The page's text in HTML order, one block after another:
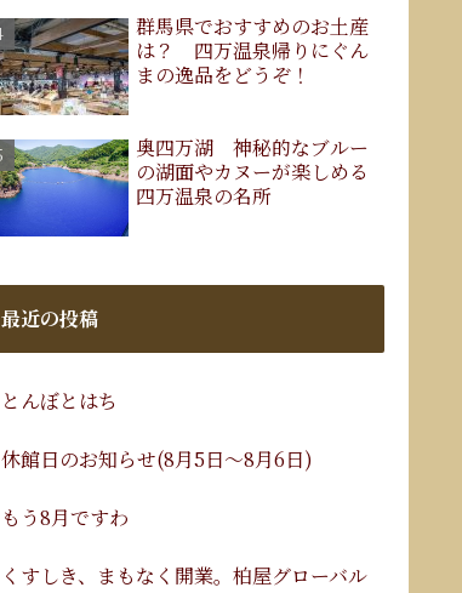
群馬県でおすすめのお土産
は？ 四万温泉帰りにぐん
まの逸品をどうぞ！
奥四万湖 神秘的なブルー
の湖面やカヌーが楽しめる
四万温泉の名所
最近の投稿
とんぼとはち
休館日のお知らせ(8月5日～8月6日)
もう8月ですわ
くすしき、まもなく開業。柏屋グローバル